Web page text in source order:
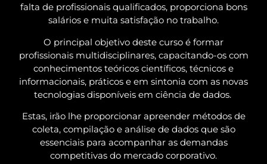
falta de profissionais qualificados, proporciona bons
salários e muita satisfação no trabalho.
O principal objetivo deste curso é formar
profissionais multidisciplinares, capacitando-os com
conhecimentos teóricos científicos, técnicos e
informacionais, práticos e em sintonia com as novas
tecnologias disponíveis em ciência de dados.
Estas, irão lhe proporcionar apreender métodos de
coleta, compilação e análise de dados que são
essenciais para acompanhar as demandas
competitivas do mercado corporativo.